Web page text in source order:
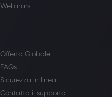
Webinars
Offerta Globale
FAQs
Sicurezza in linea
Contatta il supporto